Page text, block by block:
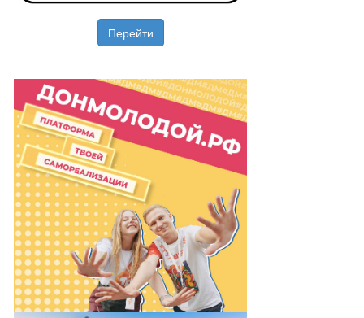
Перейти